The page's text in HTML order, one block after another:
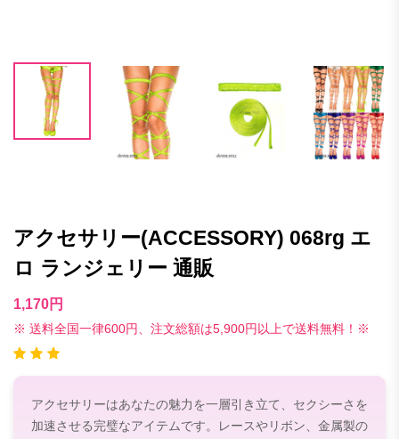
アクセサリー(ACCESSORY) 068rg エ
ロ ランジェリー 通販
1,170円
※ 送料全国一律600円、注文総額は5,900円以上で送料無料！※
アクセサリーはあなたの魅力を一層引き立て、セクシーさを
加速させる完璧なアイテムです。レースやリボン、金属製の